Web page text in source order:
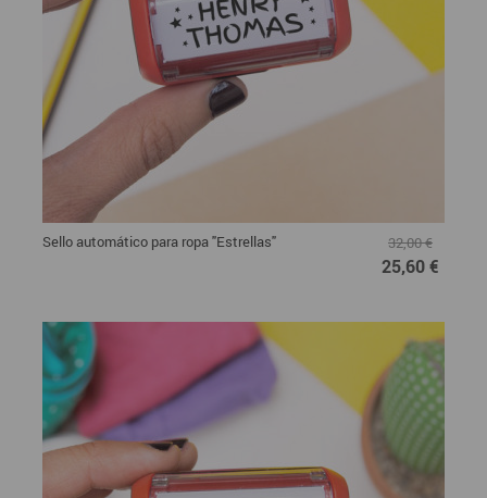
Sello automático para ropa "Estrellas" 32,00 €
25,60 €